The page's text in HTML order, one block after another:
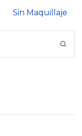
Sin Maquillaje